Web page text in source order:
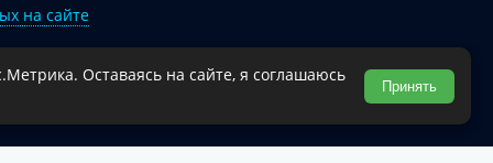
на сайте
муниципального округа.
Оставаясь на сайте, я соглашаюсь
Принять